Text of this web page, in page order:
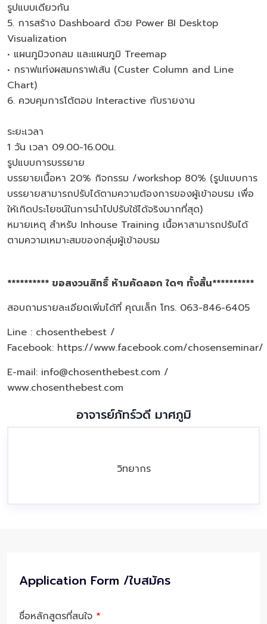
รูปแบบเดียวกัน
5. การสร้าง Dashboard ด้วย Power BI Desktop
Visualization
• แผนภูมิวงกลม และแผนภูมิ Treemap
• กราฟแท่งผสมกราฟเส้น (Custer Column and Line
Chart)
6. ควบคุมการโต้ตอบ Interactive กับรายงาน
ระยะเวลา
1 วัน เวลา 09.00-16.00น.
รูปแบบการบรรยาย
บรรยายเนื้อหา 20% กิจกรรม /workshop 80% (รูปแบบการ
บรรยายสามารถปรับได้ตามความต้องการของผู้เข้าอบรม เพื่อ
ให้เกิดประโยชน์ในการนำไปปรับใช้ได้จริงมากที่สุด)
หมายเหตุ สำหรับ Inhouse Training เนื้อหาสามารถปรับได้
ตามความเหมาะสมของกลุ่มผู้เข้าอบรม
********** ขอสงวนสิทธิ์ ห้ามคัดลอก ใดๆ ทั้งสิ้น**********
สอบถามรายละเอียดเพิ่มได้ที่ คุณเล็ก โทร. 063-846-6405
Line : chosenthebest /
Facebook: https://www.facebook.com/chosenseminar/
E-mail: info@chosenthebest.com /
www.chosenthebest.com
อาจารย์ภัทร์วดี มาศภูมิ
วิทยากร
Application Form /ใบสมัคร
ชื่อหลักสูตรที่สนใจ *